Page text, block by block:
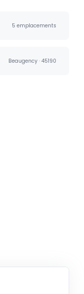
5 emplacements
Beaugency · 45190